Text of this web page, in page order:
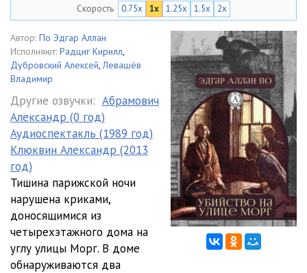
Убийство на улице морг 5
Убийство на улице морг 6 14:01
Скорость 0.75x 1x 1.25x 1.5x 2x
Автор: По Эдгар Аллан
Исполняют: Радциг Кирилл,
Дубровский Алексей,Левашёв
Владимир
Другие озвучки: Абрамович
Александр (0 год)
Аудиоспектакль (1989 год)
Клюквин Александр (2013
год)
Тишина парижской ночи
нарушена криками,
доносящимися из
четырехэтажного дома на
углу улицы Морг. В доме
обнаруживаются два